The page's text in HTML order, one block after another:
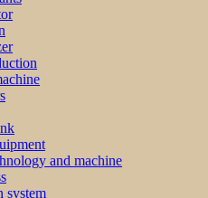
and machine
system